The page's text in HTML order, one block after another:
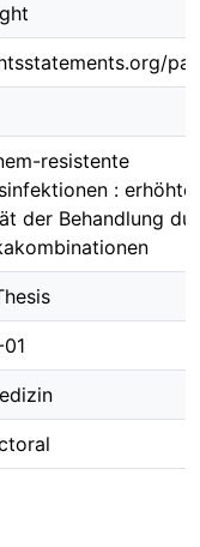
resistente
: erhöhte
der Behandlung